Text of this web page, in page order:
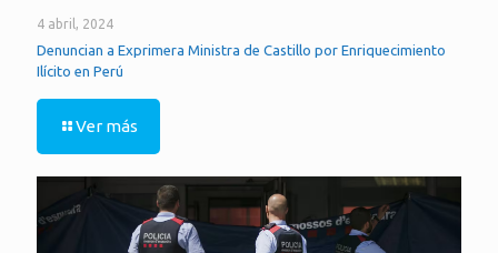
4 abril, 2024
Denuncian a Exprimera Ministra de Castillo por Enriquecimiento
Ilícito en Perú
Ver más